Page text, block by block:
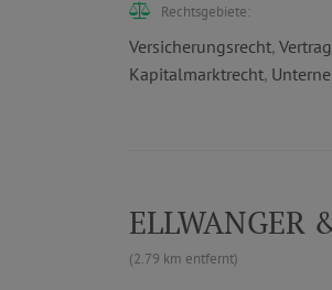
Rechtsgebiete:
Versicherungsrecht,
Kapitalmarktrecht,
ELLWANGER
(2.79 km entfernt)